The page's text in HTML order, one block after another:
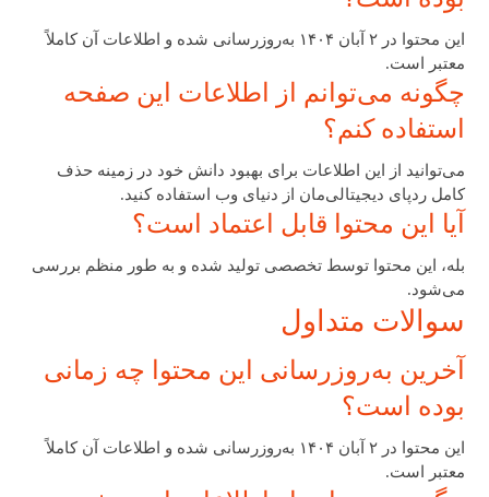
این محتوا در ۲ آبان ۱۴۰۴ به‌روزرسانی شده و اطلاعات آن کاملاً
معتبر است.
چگونه می‌توانم از اطلاعات این صفحه
استفاده کنم؟
می‌توانید از این اطلاعات برای بهبود دانش خود در زمینه حذف
کامل ردپای دیجیتالی‌مان از دنیای وب استفاده کنید.
آیا این محتوا قابل اعتماد است؟
بله، این محتوا توسط تخصصی تولید شده و به طور منظم بررسی
می‌شود.
سوالات متداول
آخرین به‌روزرسانی این محتوا چه زمانی
بوده است؟
این محتوا در ۲ آبان ۱۴۰۴ به‌روزرسانی شده و اطلاعات آن کاملاً
معتبر است.